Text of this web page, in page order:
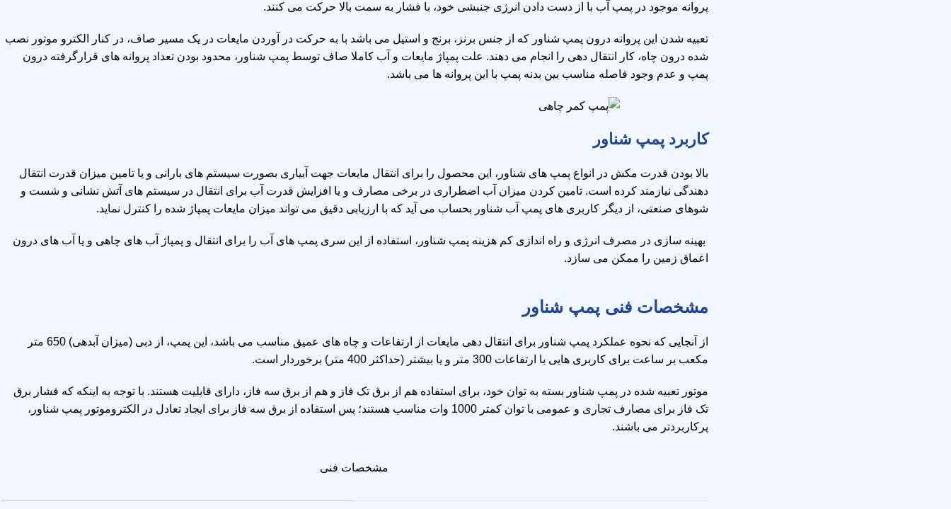
پروانه موجود در پمپ آب با از دست دادن انرژی جنبشی خود، با فشار به سمت بالا حرکت می کنند.
تعبیه شدن این پروانه درون پمپ شناور که از جنس برنز، برنج و استیل می باشد با به حرکت در آوردن مایعات در یک مسیر صاف، در کنار الکترو موتور نصب
شده درون چاه، کار انتقال دهی را انجام می دهند. علت پمپاژ مایعات و آب کاملا صاف توسط پمپ شناور، محدود بودن تعداد پروانه های قرارگرفته درون
پمپ و عدم وجود فاصله مناسب بین بدنه پمپ با این پروانه ها می باشد.
کاربرد پمپ شناور
بالا بودن قدرت مکش در انواع پمپ های شناور، این محصول را برای انتقال مایعات جهت آبیاری بصورت سیستم های بارانی و یا تامین میزان قدرت انتقال
دهندگی نیازمند کرده است. تامین کردن میزان آب اضطراری در برخی مصارف و یا افزایش قدرت آب برای انتقال در سیستم های آتش نشانی و شست و
شوهای صنعتی، از دیگر کاربری های پمپ آب شناور بحساب می آید که با ارزیابی دقیق می تواند میزان مایعات پمپاژ شده را کنترل نماید.
بهینه سازی در مصرف انرژی و راه اندازی کم هزینه پمپ شناور، استفاده از این سری پمپ های آب را برای انتقال و پمپاژ آب های چاهی و یا آب های درون
اعماق زمین را ممکن می سازد.
مشخصات فنی پمپ شناور
از آنجایی که نحوه عملکرد پمپ شناور برای انتقال دهی مایعات از ارتفاعات و چاه های عمیق مناسب می باشد، این پمپ، از دبی (میزان آبدهی) 650 متر
مکعب بر ساعت برای کاربری هایی با ارتفاعات 300 متر و یا بیشتر (حداکثر 400 متر) برخوردار است.
موتور تعبیه شده در پمپ شناور بسته به توان خود، برای استفاده هم از برق تک فاز و هم از برق سه فاز، دارای قابلیت هستند. با توجه به اینکه که فشار برق
تک فاز برای مصارف تجاری و عمومی با توان کمتر 1000 وات مناسب هستند؛ پس استفاده از برق سه فاز برای ایجاد تعادل در الکتروموتور پمپ شناور،
پرکاربردتر می باشند.
مشخصات فنی